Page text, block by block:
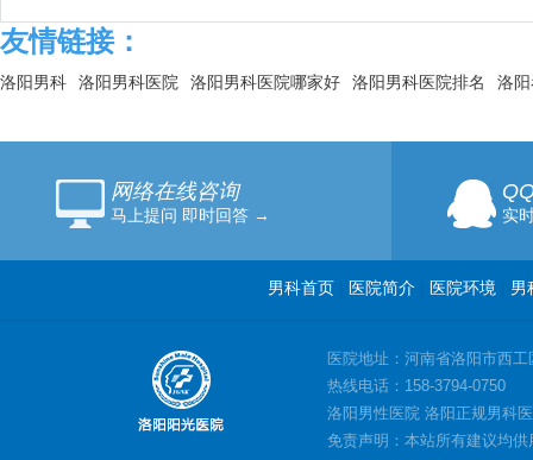
友情链接：
洛阳男科 洛阳男科医院 洛阳男科医院哪家好 洛阳男科医院排名 洛
网络在线咨询
马上提问 即时回答 → 实
男科首页 医院简介 医院环境 男
医院地址：河南省洛阳市西
热线电话：158-3794-0750
洛阳男性医院 洛阳正规男科
免责声明：本站所有建议均